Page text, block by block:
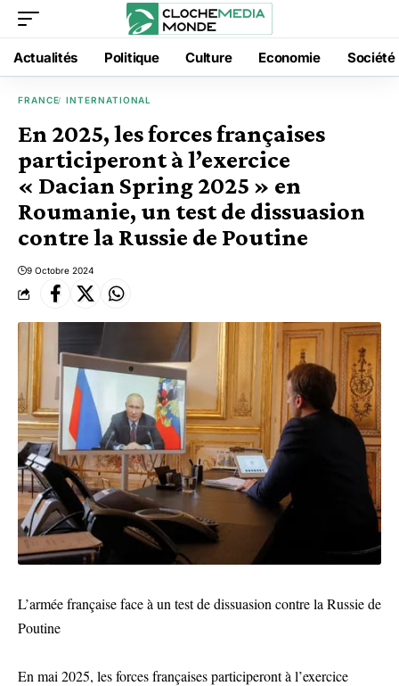
Actualités Politique Culture Economie Société
FRANCE INTERNATIONAL
En 2025, les forces françaises
participeront à l’exercice
« Dacian Spring 2025 » en
Roumanie, un test de dissuasion
contre la Russie de Poutine
9 Octobre 2024
L’armée française face à un test de dissuasion contre la Russie de
Poutine
En mai 2025, les forces françaises participeront à l’exercice